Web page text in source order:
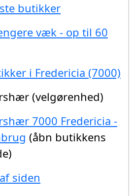
butikker
væk - op til 60
i Fredericia (7000)
(velgørenhed)
7000 Fredericia -
(åbn butikkens
siden